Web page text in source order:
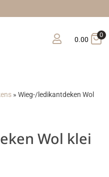
0.00
0
» Wieg-/ledikantdeken Wol
Wol klei